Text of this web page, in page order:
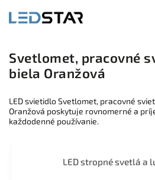
Svetlomet, pracovné
biela Oranžová
LED svietidlo Svetlomet, pracovné
Oranžová poskytuje rovnomerné a
každodenné používanie.
LED stropné svetlá a